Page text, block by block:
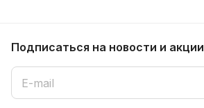
Подписаться на новости и акции